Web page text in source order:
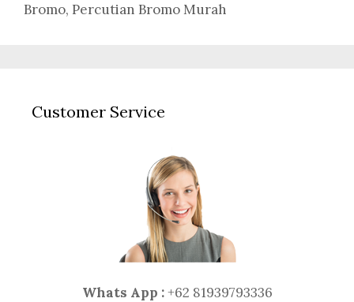
Bromo, Percutian Bromo Murah
Customer Service
Whats App : +62 81939793336